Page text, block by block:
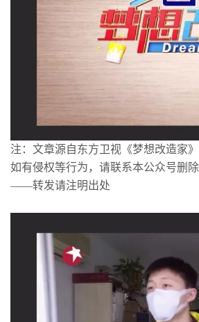
注：文章源自东方卫视《梦想改造家》
如有侵权等行为，请联系本公众号删除
——转发请注明出处